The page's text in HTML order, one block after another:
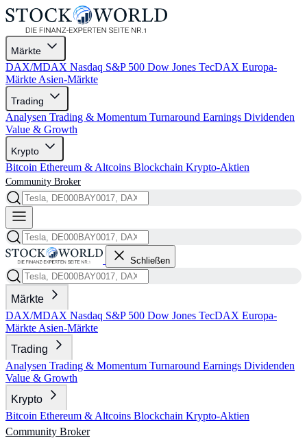
Märkte
DAX/MDAX Nasdaq S&P 500 Dow Jones TecDAX Europa-
Märkte Asien-Märkte
Trading
Analysen Trading & Momentum Turnaround Earnings Dividenden
Value & Growth
Krypto
Bitcoin Ethereum & Altcoins Blockchain Krypto-Aktien
Community Broker
Schließen
Märkte
DAX/MDAX Nasdaq S&P 500 Dow Jones TecDAX Europa-
Märkte Asien-Märkte
Trading
Analysen Trading & Momentum Turnaround Earnings Dividenden
Value & Growth
Krypto
Bitcoin Ethereum & Altcoins Blockchain Krypto-Aktien
Community Broker